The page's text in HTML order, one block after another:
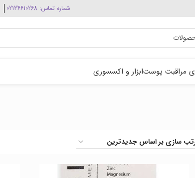
شماره تماس: 02136610268
مراقبت پوستابزار و اکسسوری